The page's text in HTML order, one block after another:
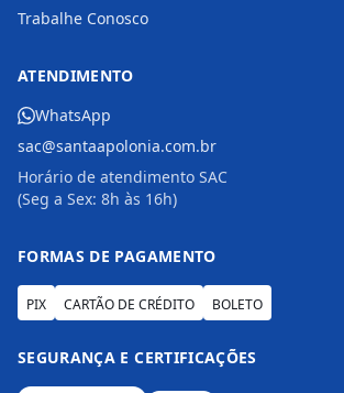
Trabalhe Conosco
ATENDIMENTO
WhatsApp
sac@santaapolonia.com.br
Horário de atendimento SAC
(Seg a Sex: 8h às 16h)
FORMAS DE PAGAMENTO
PIX CARTÃO DE CRÉDITO BOLETO
SEGURANÇA E CERTIFICAÇÕES